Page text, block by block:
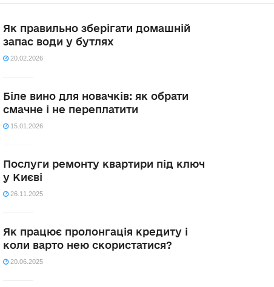
Як правильно зберігати домашній
запас води у бутлях
20.02.2026
Біле вино для новачків: як обрати
смачне і не переплатити
15.01.2026
Послуги ремонту квартири під ключ
у Києві
26.11.2025
Як працює пролонгація кредиту і
коли варто нею скористатися?
20.06.2025